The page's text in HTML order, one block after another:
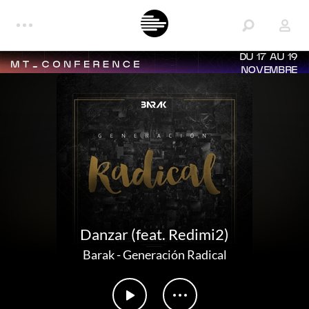
DU 17 AU 19
NOVEMBRE
Danzar (feat. Redimi2)
Barak-Generación Radical